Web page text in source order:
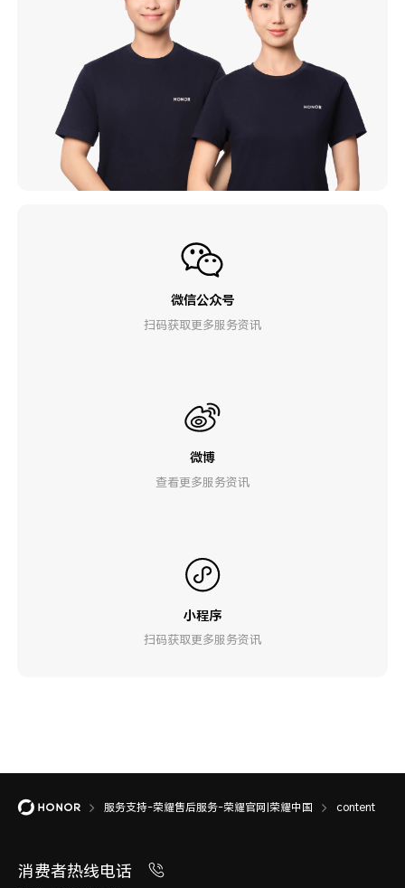
微信公众号
扫码获取更多服务资讯
微博
查看更多服务资讯
小程序
扫码获取更多服务资讯
服务支持-荣耀售后服务-荣耀官网|荣耀中国 content
消费者热线电话